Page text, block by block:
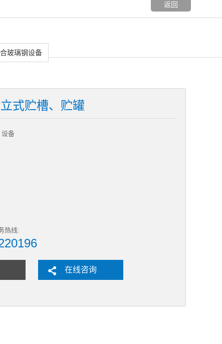
返回
玻璃钢设备
式贮槽、贮罐
设备
热线:
在线咨询